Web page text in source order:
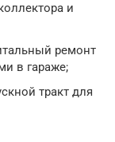
и
ремонт
в гараже;
тракт для